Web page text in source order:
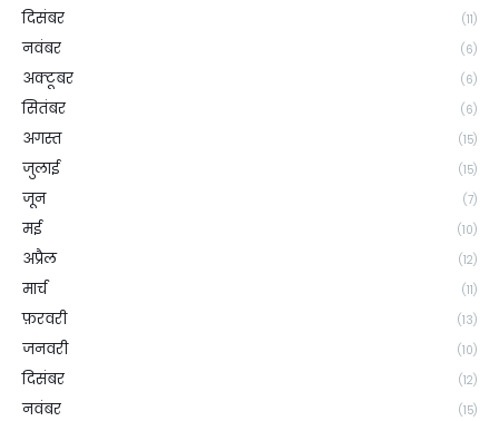
दिसंबर (11)
नवंबर (6)
अक्टूबर (6)
सितंबर (6)
अगस्त (15)
जुलाई (15)
जून (7)
मई (10)
अप्रैल (12)
मार्च (11)
फ़रवरी (13)
जनवरी (10)
दिसंबर (12)
नवंबर (15)